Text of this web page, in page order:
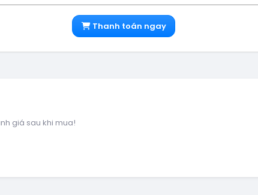
Thanh toán ngay
giá sau khi mua!